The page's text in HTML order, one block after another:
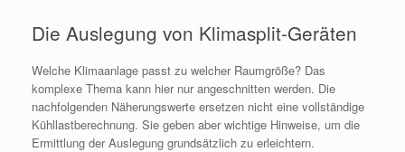
Die Auslegung von Klimasplit-Geräten
Welche Klimaanlage passt zu welcher Raumgröße? Das
komplexe Thema kann hier nur angeschnitten werden. Die
nachfolgenden Näherungswerte ersetzen nicht eine vollständige
Kühllastberechnung. Sie geben aber wichtige Hinweise, um die
Ermittlung der Auslegung grundsätzlich zu erleichtern.